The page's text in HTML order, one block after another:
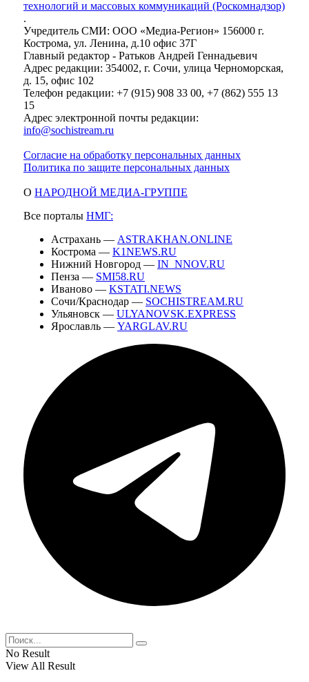
технологий и массовых коммуникаций (Роскомнадзор)
.
Учредитель СМИ: ООО «Медиа-Регион» 156000 г.
Кострома, ул. Ленина, д.10 офис 37Г
Главный редактор - Ратьков Андрей Геннадьевич
Адрес редакции: 354002, г. Сочи, улица Черноморская,
д. 15, офис 102
Телефон редакции: +7 (915) 908 33 00, +7 (862) 555 13
15
Адрес электронной почты редакции:
info@sochistream.ru
Согласие на обработку персональных данных
Политика по защите персональных данных
О НАРОДНОЙ МЕДИА-ГРУППЕ
Все порталы НМГ:
Астрахань — ASTRAKHAN.ONLINE
Кострома — K1NEWS.RU
Нижний Новгород — IN_NNOV.RU
Пенза — SMI58.RU
Иваново — KSTATI.NEWS
Сочи/Краснодар — SOCHISTREAM.RU
Ульяновск — ULYANOVSK.EXPRESS
Ярославль — YARGLAV.RU
No Result
View All Result